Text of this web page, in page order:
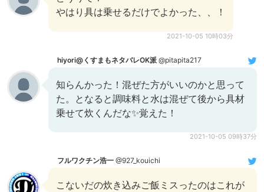
やはり具は乗せるだけでよかった、、！
2021-10-05 10時03分
hiyori@くすまもネタバレOK派 @pitapita217
知らんかった！混ぜた方がいいのかと思って
た。となると調味料と水は混ぜて後から具材
乗せて炊くんだな✨覚えた！
2021-10-05 09時37分
フルワクチン浩一 @927_kouichi
こないだの炊き込みご飯ミスったのはこれが